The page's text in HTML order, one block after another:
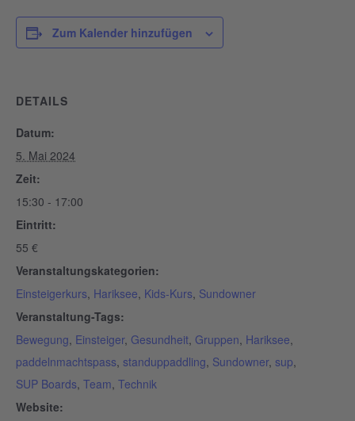
Zum Kalender hinzufügen
DETAILS
Datum:
5. Mai 2024
Zeit:
15:30 - 17:00
Eintritt:
55 €
Veranstaltungskategorien:
Einsteigerkurs, Hariksee, Kids-Kurs, Sundowner
Veranstaltung-Tags:
Bewegung, Einsteiger, Gesundheit, Gruppen, Hariksee,
paddelnmachtspass, standuppaddling, Sundowner, sup,
SUP Boards, Team, Technik
Website: